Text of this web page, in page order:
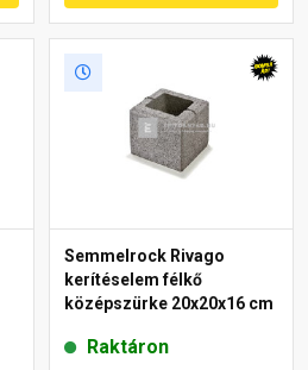
Semmelrock Rivago
kerítéselem félkő
középszürke 20x20x16 cm
Raktáron